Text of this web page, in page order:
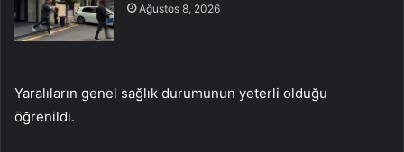
Ağustos 8, 2026
Yaralıların genel sağlık durumunun yeterli olduğu
öğrenildi.